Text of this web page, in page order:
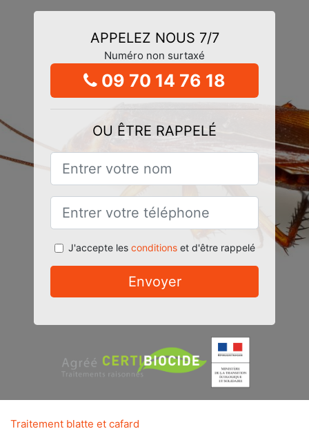
APPELEZ NOUS 7/7
Numéro non surtaxé
09 70 14 76 18
OU ÊTRE RAPPELÉ
J'accepte les conditionset d'être rappelé
Envoyer
Traitement blatte et cafard